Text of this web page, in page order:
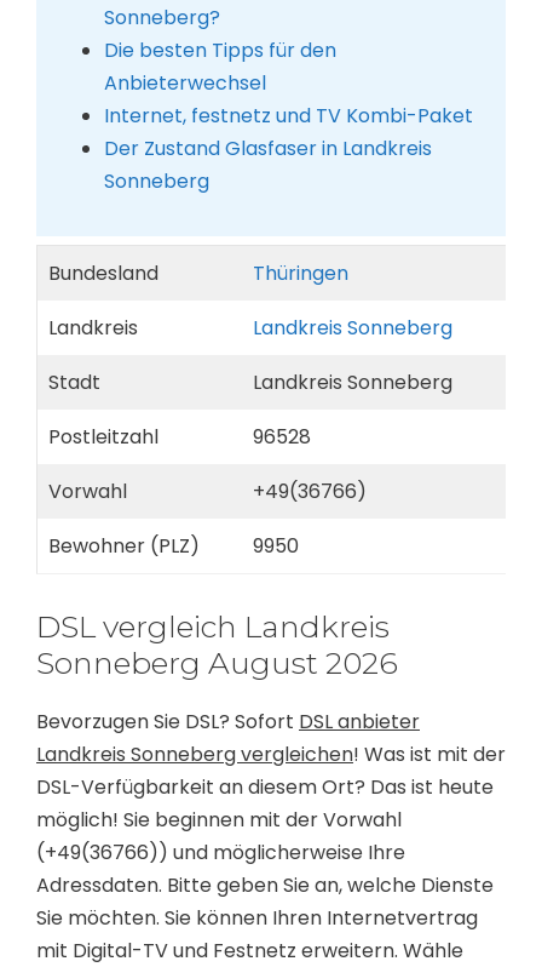
Sonneberg?
Die besten Tipps für den
Anbieterwechsel
Internet, festnetz und TV Kombi-Paket
Der Zustand Glasfaser in Landkreis
Sonneberg
Bundesland
Thüringen
Landkreis
Landkreis Sonneberg
Stadt
Landkreis Sonneberg
Postleitzahl
96528
Vorwahl
+49(36766)
Bewohner (PLZ)
9950
DSL vergleich Landkreis
Sonneberg August 2026
Bevorzugen Sie DSL? Sofort DSL anbieter
Landkreis Sonneberg vergleichen! Was ist mit der
DSL-Verfügbarkeit an diesem Ort? Das ist heute
möglich! Sie beginnen mit der Vorwahl
(+49(36766)) und möglicherweise Ihre
Adressdaten. Bitte geben Sie an, welche Dienste
Sie möchten. Sie können Ihren Internetvertrag
mit Digital-TV und Festnetz erweitern. Wähle